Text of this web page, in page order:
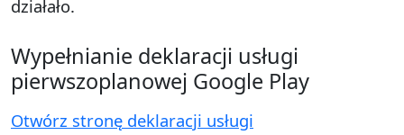
działało.
Wypełnianie deklaracji usługi
pierwszoplanowej Google Play
Otwórz stronę deklaracji usługi